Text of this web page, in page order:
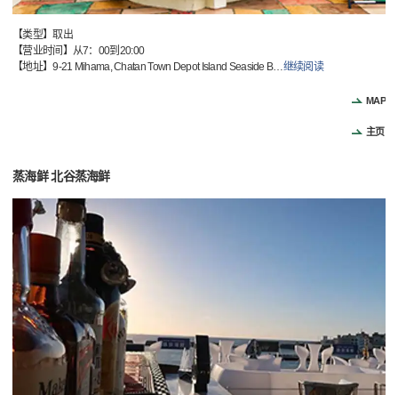
【类型】取出
【营业时间】从7：00到20:00
【地址】9-21 Mihama, Chatan Town Depot Island Seaside B…继续阅读
MAP
主页
蒸海鲜 北谷蒸海鲜